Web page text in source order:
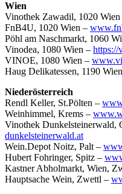
Wien
Vinothek Zawadil, 1020 Wien
FnB4U, 1020 Wien –
Pöhl am Naschmarkt, 1060
Vinodea, 1080 Wien – https://
VINOE, 1080 Wien –
Haug Delikatessen, 1190
Niederösterreich
Rendl Keller, St.Pölten –
Weinhimmel, Krems –
Vinothek Dunkelsteinerwald,
dunkelsteinerwald.at
Wein.Depot Noitz, Palt –
Hubert Fohringer, Spitz –
Kastner Abholmarkt, Wien,
Hauptsache Wein, Zwettl –